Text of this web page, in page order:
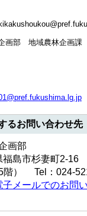
画部 地域農林企画課
るお問い合わせ先
画部
島市杉妻町2-16
5階） Tel：024-
子メールでのお問